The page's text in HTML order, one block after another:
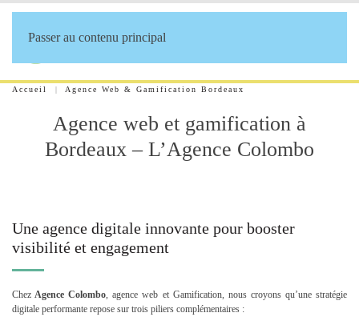
Passer au contenu principal
Accueil Agence Web & Gamification Bordeaux
Agence web et gamification à
Bordeaux – L’Agence Colombo
Une agence digitale innovante pour booster
visibilité et engagement
Chez Agence Colombo, agence web et Gamification, nous croyons qu’une stratégie
digitale performante repose sur trois piliers complémentaires :